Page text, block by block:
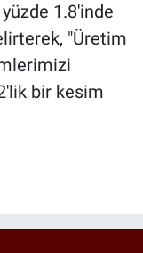
1.8'inde
"Üretim
bir kesim